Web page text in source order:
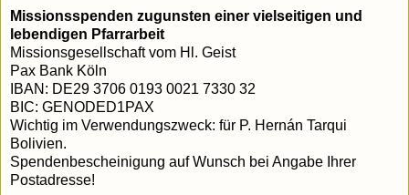
Missionsspenden zugunsten einer vielseitigen und
lebendigen Pfarrarbeit
Missionsgesellschaft vom Hl. Geist
Pax Bank Köln
IBAN: DE29 3706 0193 0021 7330 32
BIC: GENODED1PAX
Wichtig im Verwendungszweck: für P. Hernán Tarqui
Bolivien.
Spendenbescheinigung auf Wunsch bei Angabe Ihrer
Postadresse!